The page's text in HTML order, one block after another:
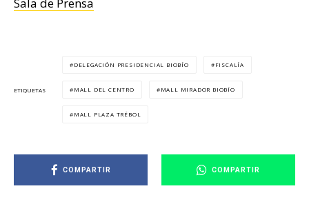
Sala de Prensa
ETIQUETAS
DELEGACIÓN PRESIDENCIAL BIOBÍO FISCALÍA
MALL DEL CENTRO MALL MIRADOR BIOBÍO
MALL PLAZA TRÉBOL
COMPARTIR COMPARTIR